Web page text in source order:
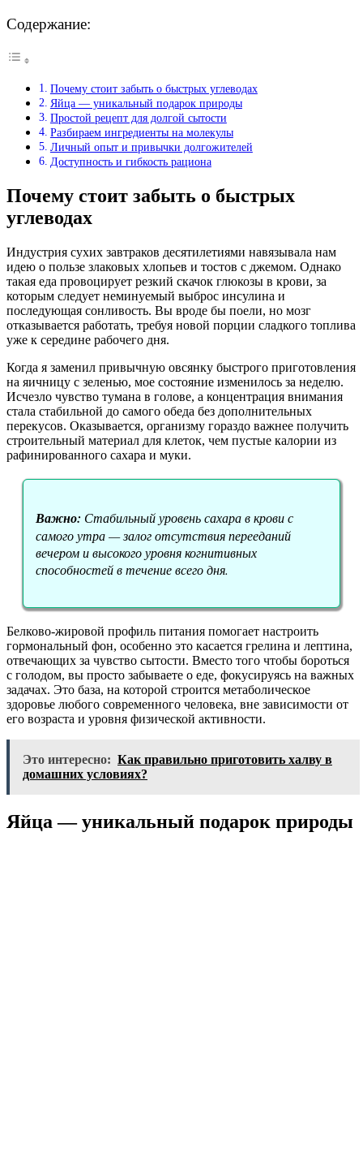
Содержание:
Почему стоит забыть о быстрых углеводах
Яйца — уникальный подарок природы
Простой рецепт для долгой сытости
Разбираем ингредиенты на молекулы
Личный опыт и привычки долгожителей
Доступность и гибкость рациона
Почему стоит забыть о быстрых
углеводах
Индустрия сухих завтраков десятилетиями навязывала нам
идею о пользе злаковых хлопьев и тостов с джемом. Однако
такая еда провоцирует резкий скачок глюкозы в крови, за
которым следует неминуемый выброс инсулина и
последующая сонливость. Вы вроде бы поели, но мозг
отказывается работать, требуя новой порции сладкого топлива
уже к середине рабочего дня.
Когда я заменил привычную овсянку быстрого приготовления
на яичницу с зеленью, мое состояние изменилось за неделю.
Исчезло чувство тумана в голове, а концентрация внимания
стала стабильной до самого обеда без дополнительных
перекусов. Оказывается, организму гораздо важнее получить
строительный материал для клеток, чем пустые калории из
рафинированного сахара и муки.
Важно: Стабильный уровень сахара в крови с
самого утра — залог отсутствия перееданий
вечером и высокого уровня когнитивных
способностей в течение всего дня.
Белково-жировой профиль питания помогает настроить
гормональный фон, особенно это касается грелина и лептина,
отвечающих за чувство сытости. Вместо того чтобы бороться
с голодом, вы просто забываете о еде, фокусируясь на важных
задачах. Это база, на которой строится метаболическое
здоровье любого современного человека, вне зависимости от
его возраста и уровня физической активности.
Это интересно: Как правильно приготовить халву в
домашних условиях?
Яйца — уникальный подарок природы